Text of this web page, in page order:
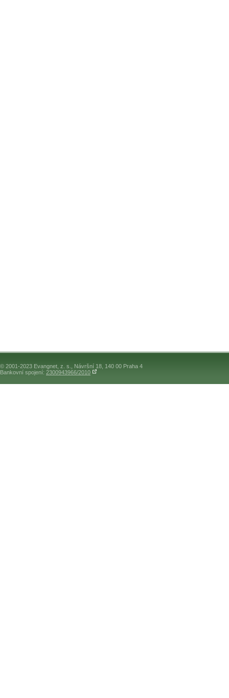
© 2001-2023 Evangnet, z. s., Návršní 18, 140 00 Praha 4
Bankovní spojení: 2300943966/2010